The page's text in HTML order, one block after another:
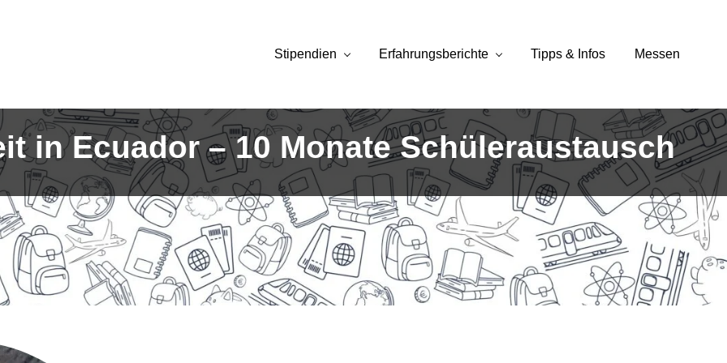
Stipendien Erfahrungsberichte Tipps & Infos Messen
in Ecuador – 10 Monate Schüleraustausch